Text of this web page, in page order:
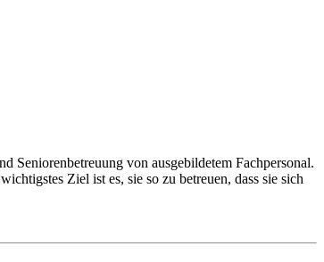
von ausgebildetem Fachpersonal.
Ziel ist es, sie so zu betreuen, dass sie sich